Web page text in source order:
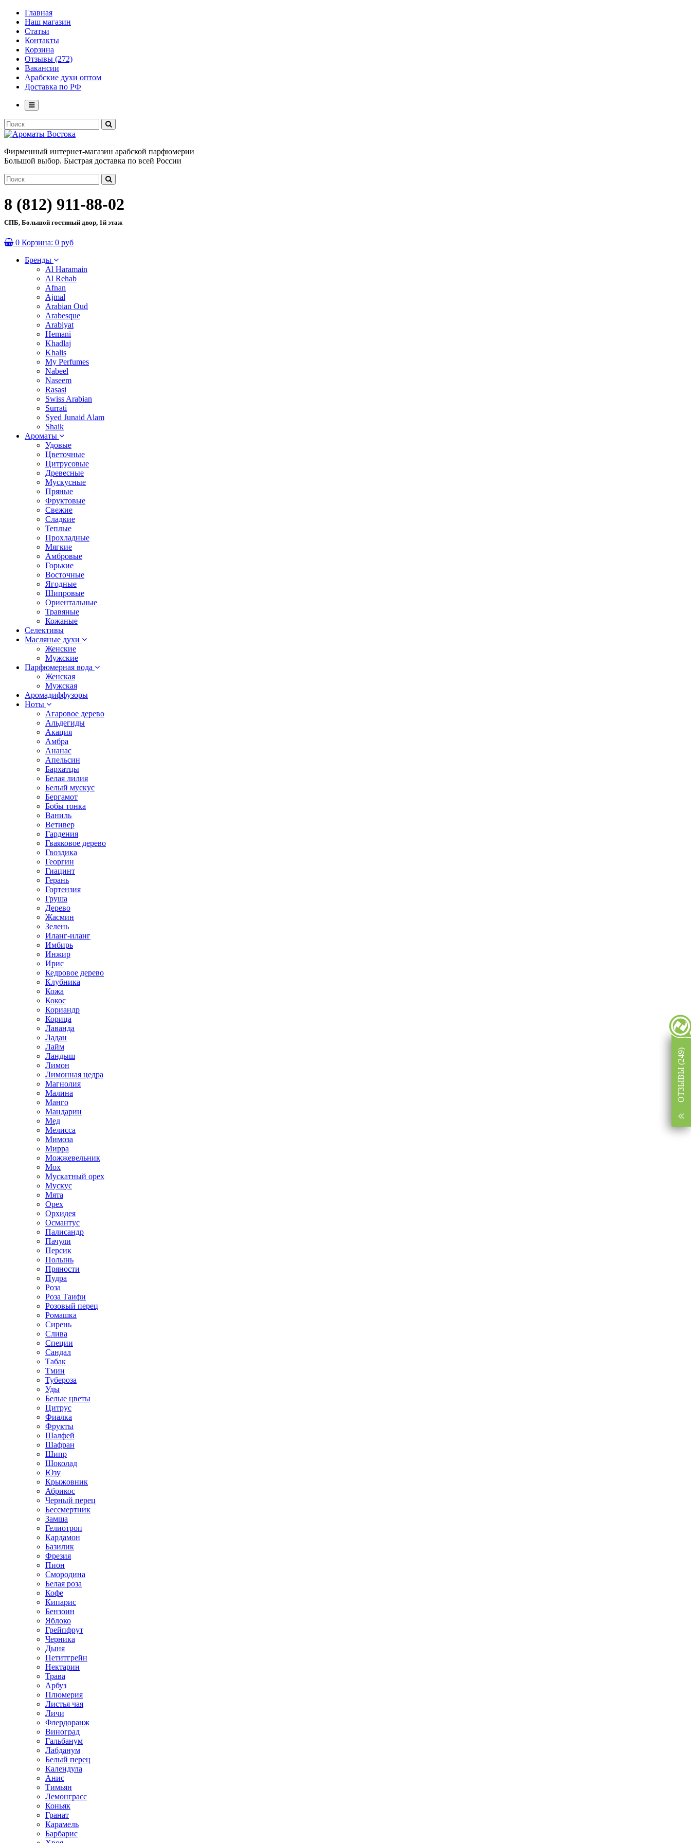
Главная
Наш магазин
Статьи
Контакты
Корзина
Отзывы (272)
Вакансии
Арабские духи оптом
Доставка по РФ
Фирменный интернет-магазин арабской парфюмерии
Большой выбор. Быстрая доставка по всей России
8 (812) 911-88-02
СПБ, Большой гостиный двор, 1й этаж
0 Корзина: 0 руб
Бренды
Al Haramain
Al Rehab
Afnan
Ajmal
Arabian Oud
Arabesque
Arabiyat
Hemani
Khadlaj
Khalis
My Perfumes
Nabeel
Naseem
Rasasi
Swiss Arabian
Surrati
Syed Junaid Alam
Shaik
Ароматы
Удовые
Цветочные
Цитрусовые
Древесные
Мускусные
Пряные
Фруктовые
Свежие
Сладкие
Теплые
Прохладные
Мягкие
Амбровые
Горькие
Восточные
Ягодные
Шипровые
Ориентальные
Травяные
Кожаные
Селективы
Масляные духи
Женские
Мужские
Парфюмерная вода
Женская
Мужская
Аромадиффузоры
Ноты
Агаровое дерево
Альдегиды
Акация
Амбра
Ананас
Апельсин
Бархатцы
Белая лилия
Белый мускус
Бергамот
Бобы тонка
Ваниль
Ветивер
Гардения
Гваяковое дерево
Гвоздика
Георгин
Гиацинт
Герань
Гортензия
Груша
Дерево
Жасмин
Зелень
Иланг-иланг
Имбирь
Инжир
Ирис
Кедровое дерево
Клубника
Кожа
Кокос
Кориандр
Корица
Лаванда
Ладан
Лайм
Ландыш
Лимон
Лимонная цедра
Магнолия
Малина
Манго
Мандарин
Мед
Мелисса
Мимоза
Мирра
Можжевельник
Мох
Мускатный орех
Мускус
Мята
Орех
Орхидея
Османтус
Палисандр
Пачули
Персик
Полынь
Пряности
Пудра
Роза
Роза Таифи
Розовый перец
Ромашка
Сирень
Слива
Специи
Сандал
Табак
Тмин
Тубероза
Уды
Белые цветы
Цитрус
Фиалка
Фрукты
Шалфей
Шафран
Шипр
Шоколад
Юзу
Крыжовник
Абрикос
Черный перец
Бессмертник
Замша
Гелиотроп
Кардамон
Базилик
Фрезия
Пион
Смородина
Белая роза
Кофе
Кипарис
Бензоин
Яблоко
Грейпфрут
Черника
Дыня
Петитгрейн
Нектарин
Трава
Арбуз
Плюмерия
Листья чая
Личи
Флердоранж
Виноград
Гальбанум
Лабданум
Белый перец
Календула
Анис
Тимьян
Лемонграсс
Коньяк
Гранат
Карамель
Барбарис
ОТЗЫВЫ (249)